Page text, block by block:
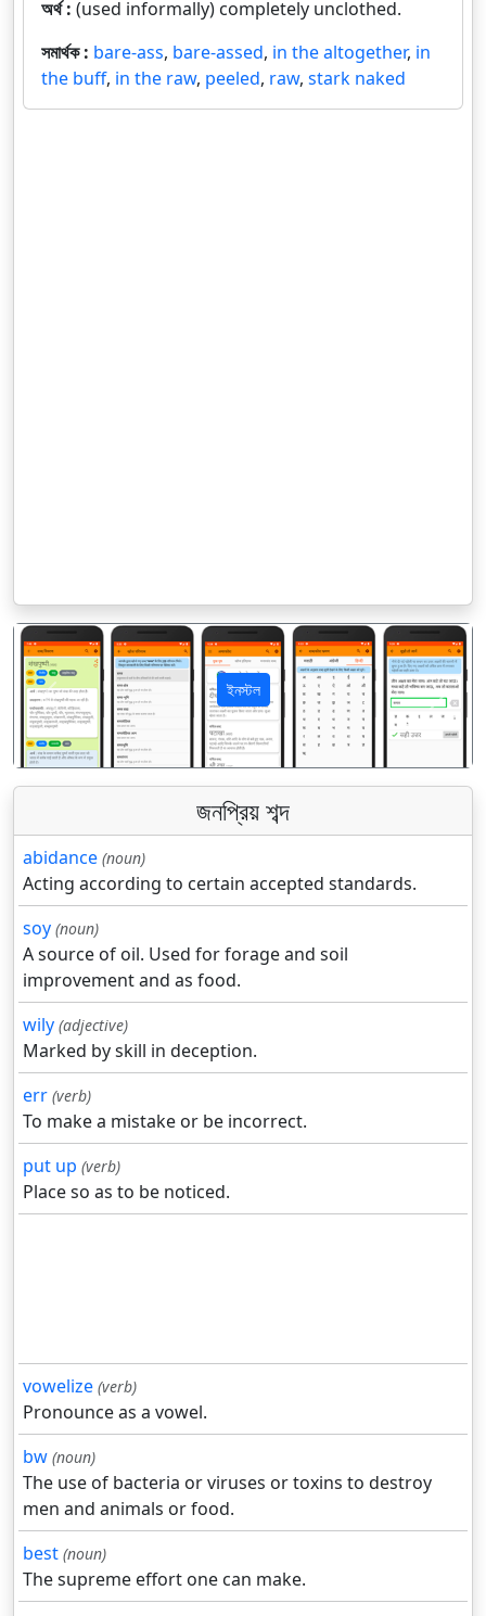
অর্থ : (used informally) completely unclothed.
সমার্থক : bare-ass, bare-assed, in the altogether, in
the buff, in the raw, peeled, raw, stark naked
ইনস্টল
पिछला अगला
জনপ্রিয় শব্দ
abidance (noun)
Acting according to certain accepted standards.
soy (noun)
A source of oil. Used for forage and soil
improvement and as food.
wily (adjective)
Marked by skill in deception.
err (verb)
To make a mistake or be incorrect.
put up (verb)
Place so as to be noticed.
vowelize (verb)
Pronounce as a vowel.
bw (noun)
The use of bacteria or viruses or toxins to destroy
men and animals or food.
best (noun)
The supreme effort one can make.